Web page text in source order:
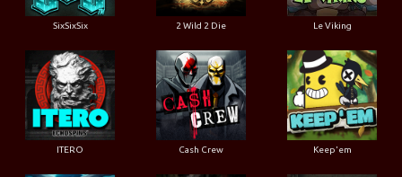
SixSixSix 2 Wild 2 Die Le Viking
ITERO Cash Crew Keep'em